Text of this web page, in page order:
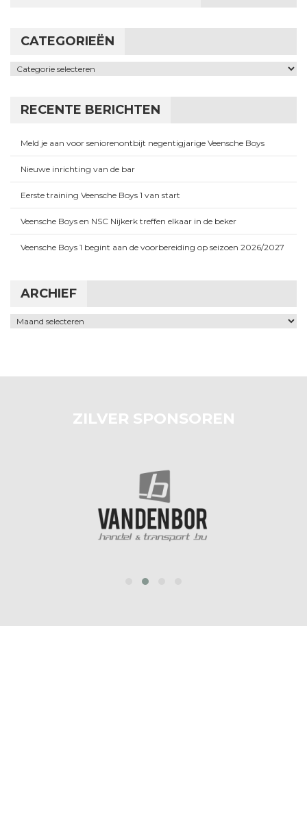
CATEGORIEËN
Categorieën
RECENTE BERICHTEN
Meld je aan voor seniorenontbijt negentigjarige Veensche Boys
Nieuwe inrichting van de bar
Eerste training Veensche Boys 1 van start
Veensche Boys en NSC Nijkerk treffen elkaar in de beker
Veensche Boys 1 begint aan de voorbereiding op seizoen 2026/2027
ARCHIEF
Archief
ZILVER SPONSOREN
‹